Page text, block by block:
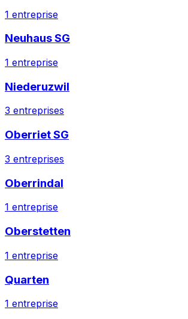
1 entreprise
Neuhaus SG
1 entreprise
Niederuzwil
3 entreprises
Oberriet SG
3 entreprises
Oberrindal
1 entreprise
Oberstetten
1 entreprise
Quarten
1 entreprise